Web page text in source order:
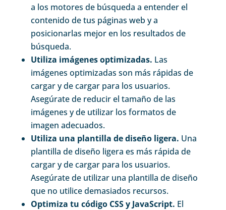
a los motores de búsqueda a entender el
contenido de tus páginas web y a
posicionarlas mejor en los resultados de
búsqueda.
Utiliza imágenes optimizadas. Las
imágenes optimizadas son más rápidas de
cargar y de cargar para los usuarios.
Asegúrate de reducir el tamaño de las
imágenes y de utilizar los formatos de
imagen adecuados.
Utiliza una plantilla de diseño ligera. Una
plantilla de diseño ligera es más rápida de
cargar y de cargar para los usuarios.
Asegúrate de utilizar una plantilla de diseño
que no utilice demasiados recursos.
Optimiza tu código CSS y JavaScript. El